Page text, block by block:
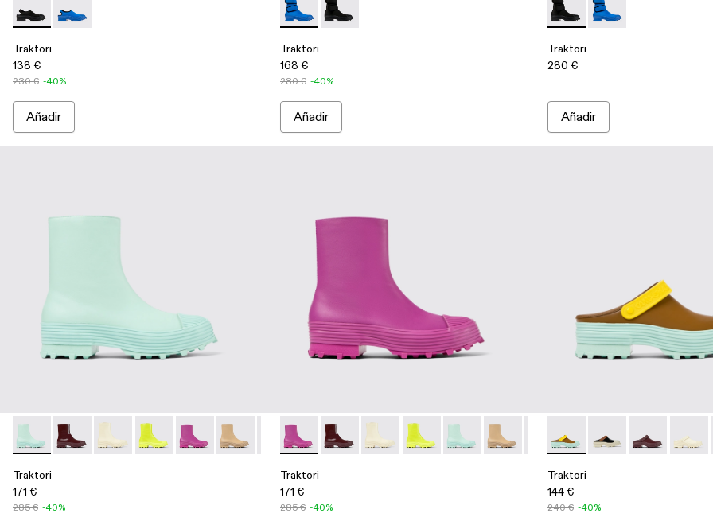
Traktori - A500021-001 - Zueco de tejido negro
Traktori - A500021-002 - Zueco de tejido azul
Traktori
138 €
230 € -40%
Añadir
Traktori - A700014-002 - Bota media de tejido azul
Traktori - A700014-001 - Bota media de tejido negra
Traktori
168 €
280 € -40%
Añadir
Traktori - A700014-001 -
Traktori - A700014-
Traktori
280 €
Añadir
Traktori - A700004-006 - Botas de piel verde claro
Traktori - A700004-010 - Botas burdeos de piel
Traktori - A700004-009 - Sneaker alta de piel blanca con cremallera
Traktori - A700004-007 - Bota de piel verde con cremallera
Traktori - A700004-005 - Botas de piel violetas
Traktori - A700004-004 - Botas de piel beige
Traktori - A700004-003
Traktori - A700004-002
Traktori - A700004-001 - Botas negras de piel
Traktori
171 €
285 € -40%
Traktori - A700004-005 - Botas de piel violetas
Traktori - A700004-010 - Botas burdeos de piel
Traktori - A700004-009 - Sneaker alta de piel blanca con
Traktori - A700004-007 - Bota de piel verde con
Traktori - A700004-006 - Botas de piel verde
Traktori - A700004-004 - Botas de piel
Traktori - A700004-003
Traktori - A700004-002
Traktori -
Traktori
171 €
285 € -40%
Traktori - A500006-006 -
Traktori - A500006-
Traktori -
Traktori
144 €
240 € -40%